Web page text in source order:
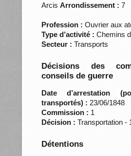
Arcis Arrondissement : 7
Profession : Ouvrier aux
Type d’activité : Chemins
Secteur : Transports
Décisions des
conseils de guerre
Date d’arrestation
transportés) : 23/06/1848
Commission : 1
Décision : Transportation -
Détentions